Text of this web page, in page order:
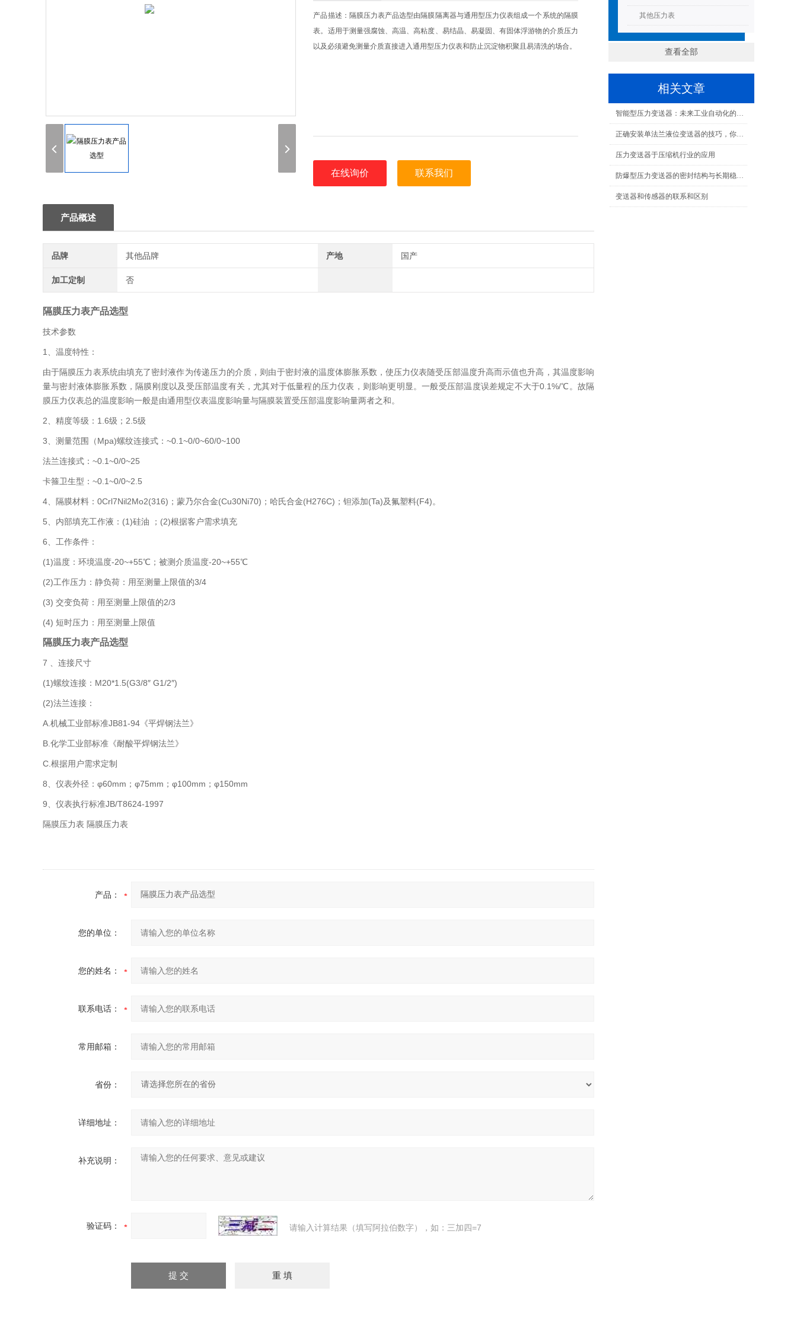
其他压力表
查看全部
相关文章
智能型压力变送器：未来工业自动化的关键
正确安装单法兰液位变送器的技巧，你学会了吗？
压力变送器于压缩机行业的应用
防爆型压力变送器的密封结构与长期稳定性保障
变送器和传感器的联系和区别
产品描述：隔膜压力表产品选型由隔膜隔离器与通用型压力仪表组成一个系统的隔膜
表。适用于测量强腐蚀、高温、高粘度、易结晶、易凝固、有固体浮游物的介质压力
以及必须避免测量介质直接进入通用型压力仪表和防止沉淀物积聚且易清洗的场合。
在线询价 联系我们
产品概述
品牌 其他品牌 产地 国产
加工定制 否
隔膜压力表产品选型
技术参数
1、温度特性：
由于隔膜压力表系统由填充了密封液作为传递压力的介质，则由于密封液的温度体膨胀系数，使压力仪表随受压部温度升高而示值也升高，其温度影响
量与密封液体膨胀系数，隔膜刚度以及受压部温度有关，尤其对于低量程的压力仪表，则影响更明显。一般受压部温度误差规定不大于0.1%/℃。故隔
膜压力仪表总的温度影响一般是由通用型仪表温度影响量与隔膜装置受压部温度影响量两者之和。
2、精度等级：1.6级；2.5级
3、测量范围（Mpa)螺纹连接式：~0.1~0/0~60/0~100
法兰连接式：~0.1~0/0~25
卡箍卫生型：~0.1~0/0~2.5
4、隔膜材料：0Crl7Nil2Mo2(316)；蒙乃尔合金(Cu30Ni70)；哈氏合金(H276C)；钽添加(Ta)及氟塑料(F4)。
5、内部填充工作液：(1)硅油 ；(2)根据客户需求填充
6、工作条件：
(1)温度：环境温度-20~+55℃；被测介质温度-20~+55℃
(2)工作压力：静负荷：用至测量上限值的3/4
(3) 交变负荷：用至测量上限值的2/3
(4) 短时压力：用至测量上限值
隔膜压力表产品选型
7 、连接尺寸
(1)螺纹连接：M20*1.5(G3/8″ G1/2″)
(2)法兰连接：
A.机械工业部标准JB81-94《平焊钢法兰》
B.化学工业部标准《耐酸平焊钢法兰》
C.根据用户需求定制
8、仪表外径：φ60mm；φ75mm；φ100mm；φ150mm
9、仪表执行标准JB/T8624-1997
隔膜压力表 隔膜压力表
产品：
您的单位：
您的姓名：
联系电话：
常用邮箱：
省份：
详细地址：
补充说明：
验证码： 请输入计算结果（填写阿拉伯数字），如：三加四=7